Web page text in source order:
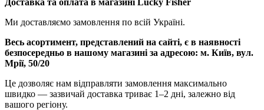
Ми доставляємо замовлення по всій Україні.
Весь асортимент, представлений на сайті, є в наявності
безпосередньо в нашому магазині за адресою: м. Київ, вул.
Мрії, 50/20
Це дозволяє нам відправляти замовлення максимально
швидко — зазвичай доставка триває 1–2 дні, залежно від
вашого регіону.